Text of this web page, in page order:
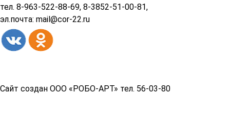
тел. 8-963-522-88-69, 8-3852-51-00-81,
эл.почта: mail@cor-22.ru
Сайт создан ООО «РОБО-АРТ» тел. 56-03-80